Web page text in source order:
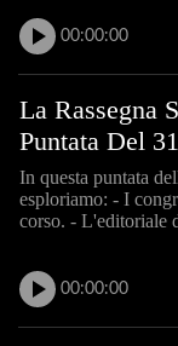
00:00:00
La Rassegna
Puntata Del
In questa puntata
esploriamo: - I
corso. - L'editoriale
00:00:00